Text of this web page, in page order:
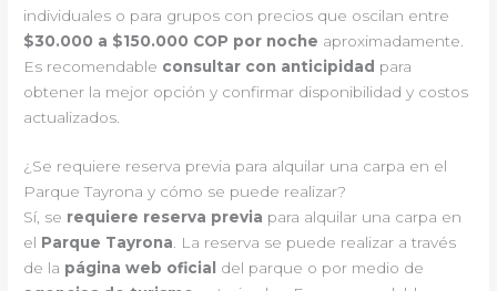
individuales o para grupos con precios que oscilan entre
$30.000 a $150.000 COP por noche aproximadamente.
Es recomendable consultar con anticipidad para
obtener la mejor opción y confirmar disponibilidad y costos
actualizados.
¿Se requiere reserva previa para alquilar una carpa en el
Parque Tayrona y cómo se puede realizar?
Sí, se requiere reserva previa para alquilar una carpa en
el Parque Tayrona. La reserva se puede realizar a través
de la página web oficial
del parque o por medio de